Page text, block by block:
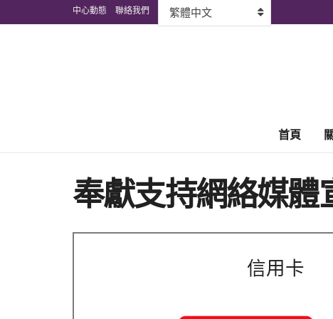
中心動態 聯絡我們 繁體中文
首頁
奉獻支持網絡媒體
信用卡